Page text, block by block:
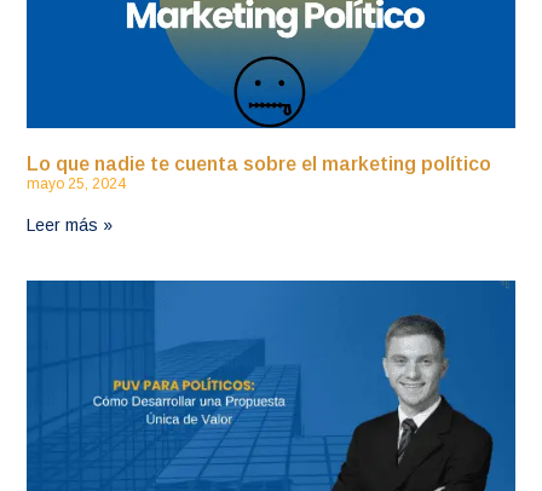
Lo que nadie te cuenta sobre el marketing político
mayo 25, 2024
Leer más »